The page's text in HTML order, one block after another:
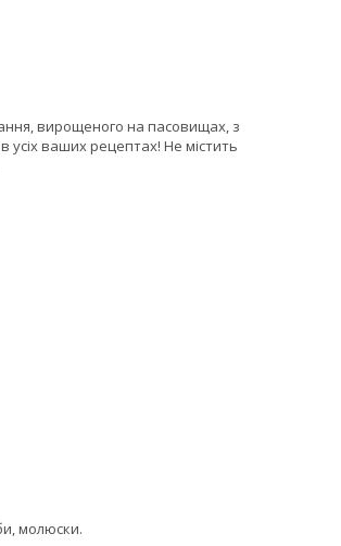
вирощеного на пасовищах, з
усіх ваших рецептах! Не містить
молюски.